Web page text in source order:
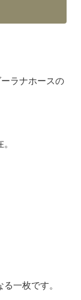
ラナホースの
一枚です。